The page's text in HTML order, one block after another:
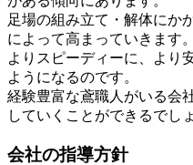
足場の組み立て・解体にか
によって高まっていきます。
よりスピーディーに、より
ようになるのです。
経験豊富な鳶職人がいる会
していくことができるでし
会社の指導方針